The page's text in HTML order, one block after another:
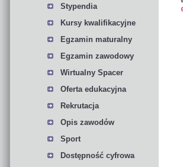
Stypendia
Kursy kwalifikacyjne
Egzamin maturalny
Egzamin zawodowy
Wirtualny Spacer
Oferta edukacyjna
Rekrutacja
Opis zawodów
Sport
Dostępność cyfrowa